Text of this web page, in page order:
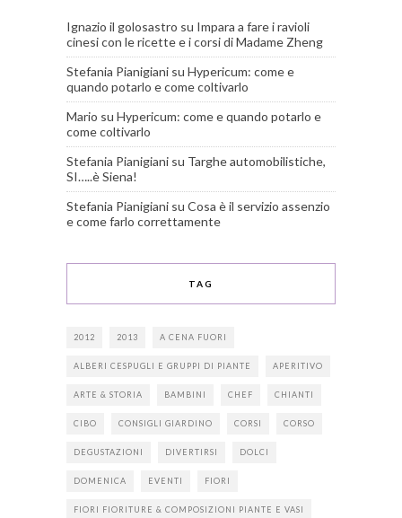
Ignazio il golosastro su Impara a fare i ravioli
cinesi con le ricette e i corsi di Madame Zheng
Stefania Pianigiani su Hypericum: come e
quando potarlo e come coltivarlo
Mario su Hypericum: come e quando potarlo e
come coltivarlo
Stefania Pianigiani su Targhe automobilistiche,
SI…..è Siena!
Stefania Pianigiani su Cosa è il servizio assenzio
e come farlo correttamente
TAG
2012 2013 A CENA FUORI
ALBERI CESPUGLI E GRUPPI DI PIANTE APERITIVO
ARTE & STORIA BAMBINI CHEF CHIANTI
CIBO CONSIGLI GIARDINO CORSI CORSO
DEGUSTAZIONI DIVERTIRSI DOLCI
DOMENICA EVENTI FIORI
FIORI FIORITURE & COMPOSIZIONI PIANTE E VASI